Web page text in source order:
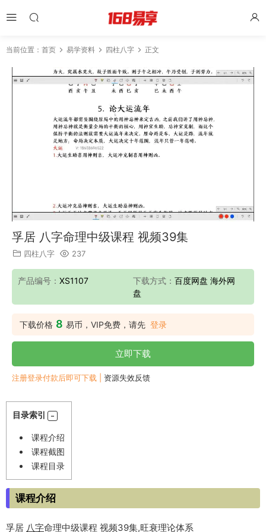
当前位置： 首页 易学资料 四柱八字 正文
孚居 八字命理中级课程 视频39集
四柱八字 237
产品编号： XS1107 下载方式： 百度网盘 海外网
盘
下载价格 8 易币，VIP免费，请先 登录
立即下载
注册登录付款后即可下载 | 资源失效反馈
目录索引
课程介绍
课程截图
课程目录
课程介绍
孚居 八字命理中级课程 视频39集,旺衰理论体系